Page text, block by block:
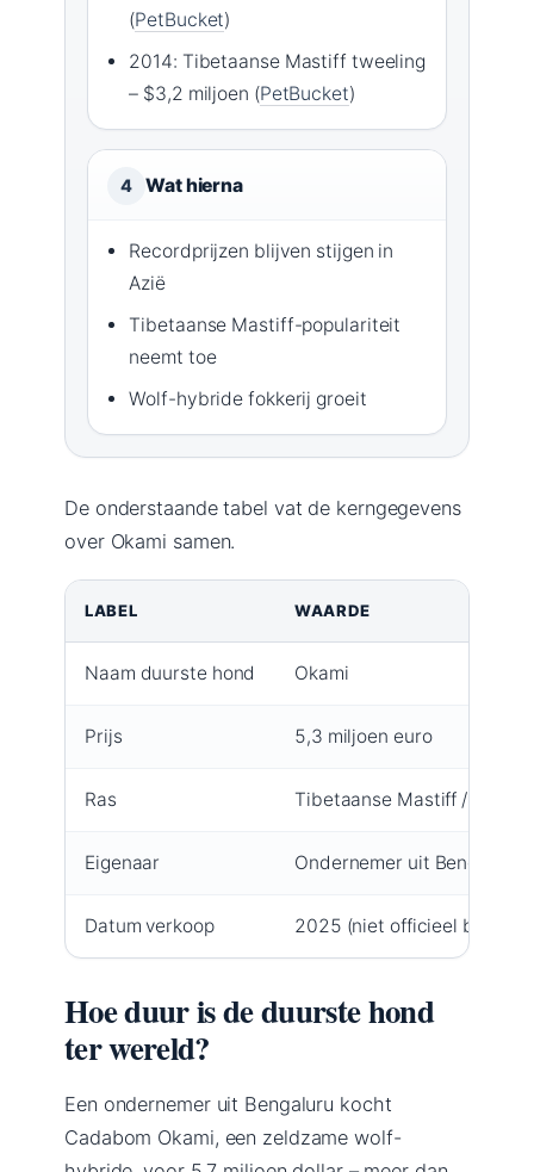
(PetBucket)
2014: Tibetaanse Mastiff tweeling
– $3,2 miljoen (PetBucket)
4 Wat hierna
Recordprijzen blijven stijgen in
Azië
Tibetaanse Mastiff-populariteit
neemt toe
Wolf-hybride fokkerij groeit
De onderstaande tabel vat de kerngegevens
over Okami samen.
LABEL WAARDE
Naam duurste hond Okami
Prijs 5,3 miljoen euro
Ras Tibetaanse Mastiff / Wolf-
Eigenaar Ondernemer uit Bengaluru
Datum verkoop 2025 (niet officieel
Hoe duur is de duurste hond
ter wereld?
Een ondernemer uit Bengaluru kocht
Cadabom Okami, een zeldzame wolf-